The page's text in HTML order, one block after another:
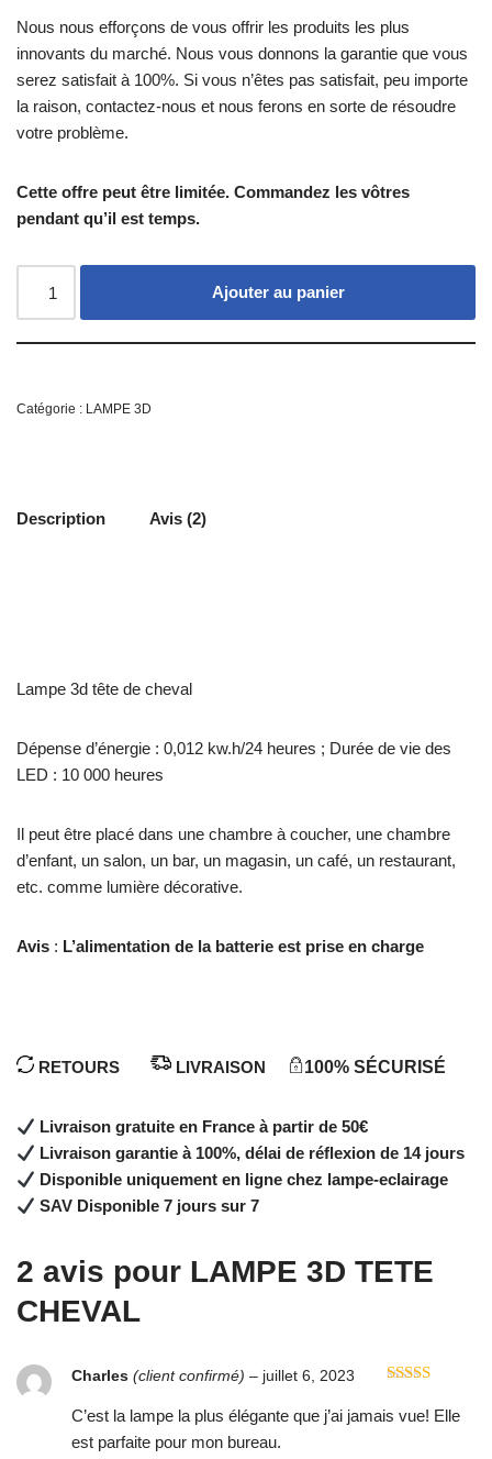
Nous nous efforçons de vous offrir les produits les plus
innovants du marché. Nous vous donnons la garantie que vous
serez satisfait à 100%. Si vous n’êtes pas satisfait, peu importe
la raison, contactez-nous et nous ferons en sorte de résoudre
votre problème.
Cette offre peut être limitée. Commandez les vôtres
pendant qu’il est temps.
Ajouter au panier
Catégorie : LAMPE 3D
Description Avis (2)
Lampe 3d tête de cheval
Dépense d’énergie : 0,012 kw.h/24 heures ; Durée de vie des
LED : 10 000 heures
Il peut être placé dans une chambre à coucher, une chambre
d’enfant, un salon, un bar, un magasin, un café, un restaurant,
etc. comme lumière décorative.
Avis : L’alimentation de la batterie est prise en charge
RETOURS LIVRAISON 100% SÉCURISÉ
Livraison gratuite en France à partir de 50€
Livraison garantie à 100%, délai de réflexion de 14 jours
Disponible uniquement en ligne chez lampe-eclairage
SAV Disponible 7 jours sur 7
2 avis pour LAMPE 3D TETE
CHEVAL
sur 5
Charles (client confirmé) – juillet 6, 2023
C’est la lampe la plus élégante que j’ai jamais vue! Elle
est parfaite pour mon bureau.